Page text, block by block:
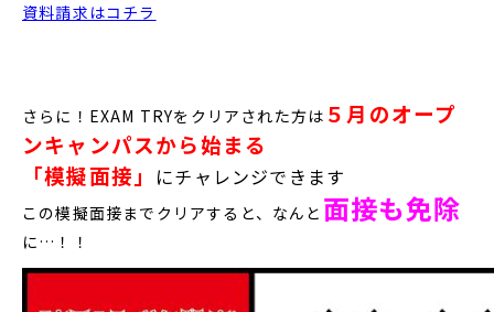
資料請求はコチラ
さらに！EXAM TRYをクリアされた方は ５月のオープ
ンキャンパスから始まる
「模擬面接」
にチャレンジできます
この模擬面接までクリアすると、なんと 面接も免除
に…！！